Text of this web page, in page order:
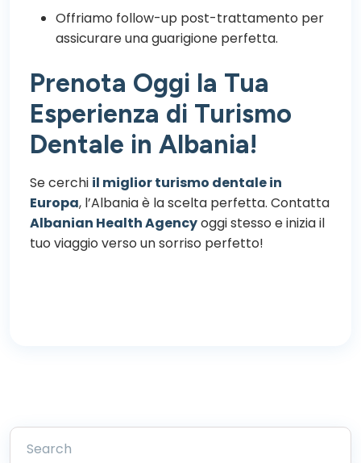
Offriamo follow-up post-trattamento per
assicurare una guarigione perfetta.
Prenota Oggi la Tua
Esperienza di Turismo
Dentale in Albania!
Se cerchi il miglior turismo dentale in
Europa, l’Albania è la scelta perfetta. Contatta
Albanian Health Agencyoggi stesso e inizia il
tuo viaggio verso un sorriso perfetto!